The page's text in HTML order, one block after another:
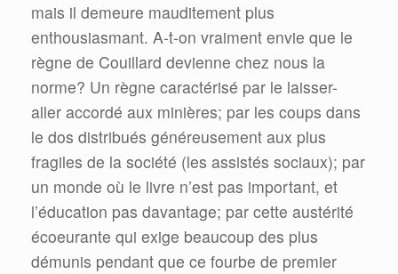
mais il demeure mauditement plus
enthousiasmant. A-t-on vraiment envie que le
règne de Couillard devienne chez nous la
norme? Un règne caractérisé par le laisser-
aller accordé aux minières; par les coups dans
le dos distribués généreusement aux plus
fragiles de la société (les assistés sociaux); par
un monde où le livre n’est pas important, et
l’éducation pas davantage; par cette austérité
écoeurante qui exige beaucoup des plus
démunis pendant que ce fourbe de premier